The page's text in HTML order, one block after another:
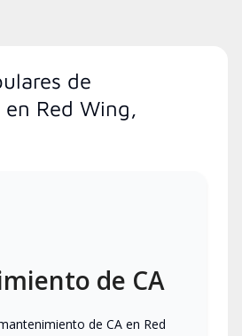
de
Red Wing,
de CA
de CA en Red